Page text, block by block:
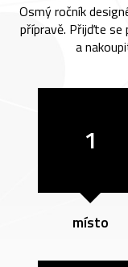
Osmý ročník
přípravě. Přijďte se
a
1
místo